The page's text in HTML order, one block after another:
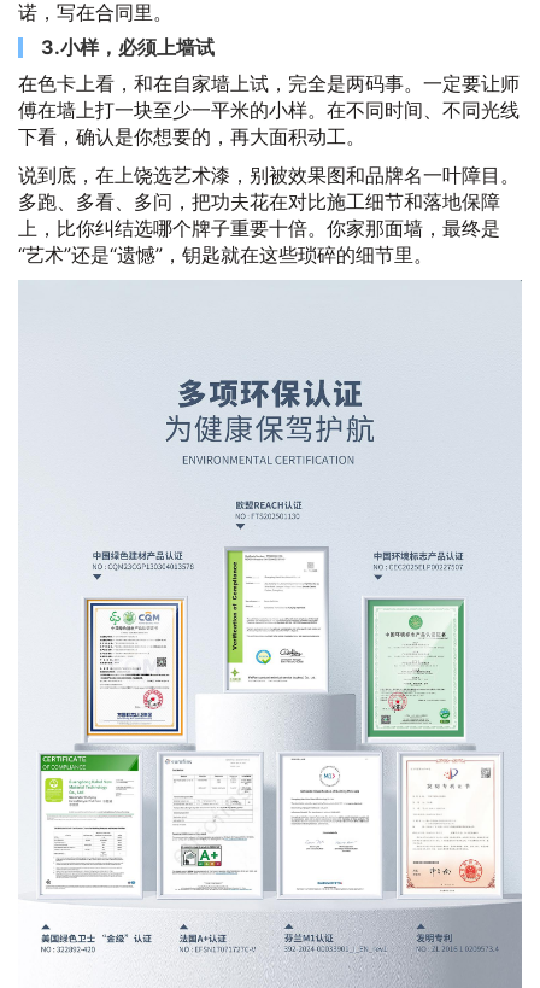
诺，写在合同里。
3.小样，必须上墙试
在色卡上看，和在自家墙上试，完全是两码事。一定要让师
傅在墙上打一块至少一平米的小样。在不同时间、不同光线
下看，确认是你想要的，再大面积动工。
说到底，在上饶选艺术漆，别被效果图和品牌名一叶障目。
多跑、多看、多问，把功夫花在对比施工细节和落地保障
上，比你纠结选哪个牌子重要十倍。你家那面墙，最终是
“艺术”还是“遗憾”，钥匙就在这些琐碎的细节里。